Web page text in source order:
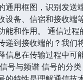
通用框图，识别发送
设备、信宿和接收端
能和作用。 通信过程
递到接收端的？我们
信息在传输过程中可
号与频谱 信号的分